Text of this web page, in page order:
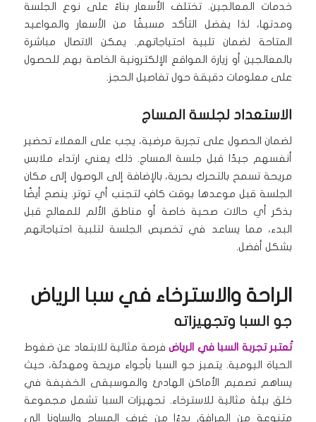
خدمات المعالجين. تختلف الأسعار بناءً على نوع الجلسة
ومدتها، لذا يفضل التأكد مسبقًا من الأسعار والمواعيد
المتاحة لضمان تلبية احتياجاتهم. يمكن الاتصال مباشرة
بالمعالجين أو زيارة المواقع الإلكترونية الخاصة بهم للحصول
على معلومات دقيقة حول تفاصيل الحجز.
الاستعداد لجلسة المساج
لضمان الحصول على تجربة مرضية، يجب على العملاء تحضير
أنفسهم جيدًا قبل جلسة المساج. ذلك يعني ارتداء ملابس
مريحة تسمح بالتحرك بحرية، بالإضافة إلى الوصول إلى مكان
الجلسة قبل موعدها بوقت كافٍ لتجنب أي توتر. ينصح أيضًا
بذكر أي حالات صحية خاصة أو مناطق الألم للمعالج قبل
البدء، مما يساعد في تخصيص الجلسة لتلبية احتياجاتهم
بشكل أفضل.
الراحة والاسترخاء في سبا الرياض
جو السبا وتجهيزاته
تُعتبر تجربة السبا في الرياض فرصة مثالية للابتعاد عن ضغوط
الحياة اليومية. يتميز جو السبا بأجواء مريحة ومهدئة، حيث
يساهم تصميم الأماكن الهادئ والموسيقى الخفيفة في
خلق بيئة مثالية للاسترخاء. تجهيزات السبا تشمل مجموعة
متنوعة من المرافق بدءًا من غرف المساج والساونا إلى